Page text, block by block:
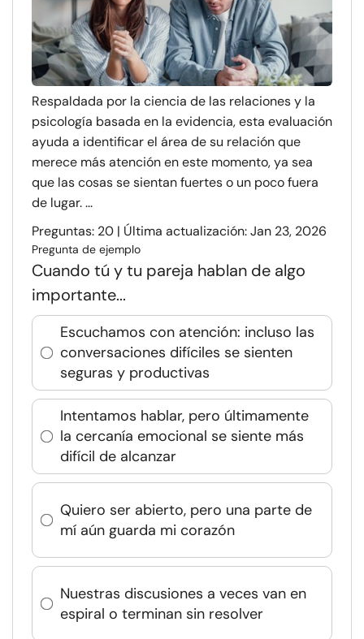
Respaldada por la ciencia de las relaciones y la
psicología basada en la evidencia, esta evaluación
ayuda a identificar el área de su relación que
merece más atención en este momento, ya sea
que las cosas se sientan fuertes o un poco fuera
de lugar. ...
Preguntas: 20 | Última actualización: Jan 23, 2026
Pregunta de ejemplo
Cuando tú y tu pareja hablan de algo
importante...
Escuchamos con atención: incluso las
conversaciones difíciles se sienten
seguras y productivas
Intentamos hablar, pero últimamente
la cercanía emocional se siente más
difícil de alcanzar
Quiero ser abierto, pero una parte de
mí aún guarda mi corazón
Nuestras discusiones a veces van en
espiral o terminan sin resolver